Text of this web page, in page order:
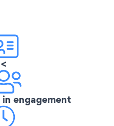
<
in engagement